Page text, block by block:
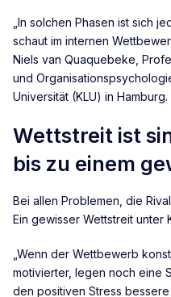
„In solchen Phasen ist sich
schaut im internen
Niels van Quaquebeke,
und
Universität (KLU) in Hamburg.
Wettstreit ist
bis zu einem
Bei allen Problemen, die
Ein gewisser Wettstreit unter
„Wenn der Wettbewerb
motivierter, legen noch eine
den positiven Stress bessere